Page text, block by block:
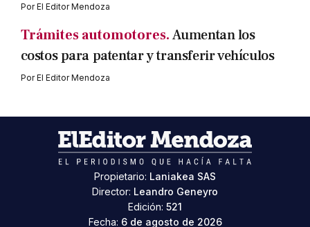
PorEl Editor Mendoza
Trámites automotores.Aumentan los
costos para patentar y transferir vehículos
PorEl Editor Mendoza
Propietario: Laniakea SAS
Director: Leandro Geneyro
Edición: 521
Fecha: 6 de agosto de 2026